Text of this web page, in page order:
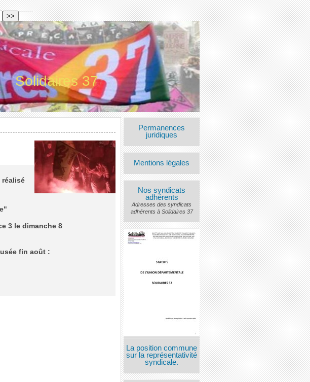
Solidaires 37
réalisé
3 le dimanche 8
fin août :
Permanences
juridiques
Mentions légales
Nos syndicats
adhérents
Adresses des syndicats
adhérents à Solidaires 37
La position commune
sur la représentativité
syndicale.